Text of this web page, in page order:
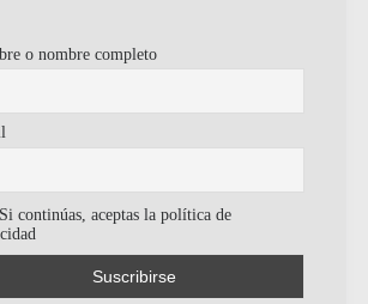
o nombre completo
Si continúas, aceptas la política de